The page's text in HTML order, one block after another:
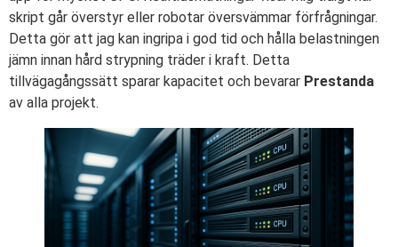
skript går överstyr eller robotar översvämmar förfrågningar.
Detta gör att jag kan ingripa i god tid och hålla belastningen
jämn innan hård strypning träder i kraft. Detta
tillvägagångssätt sparar kapacitet och bevarar Prestanda
av alla projekt.